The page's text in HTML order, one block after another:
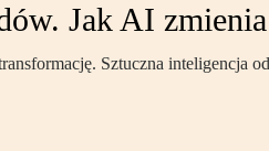
Jak AI
Sztuczna inteligencja